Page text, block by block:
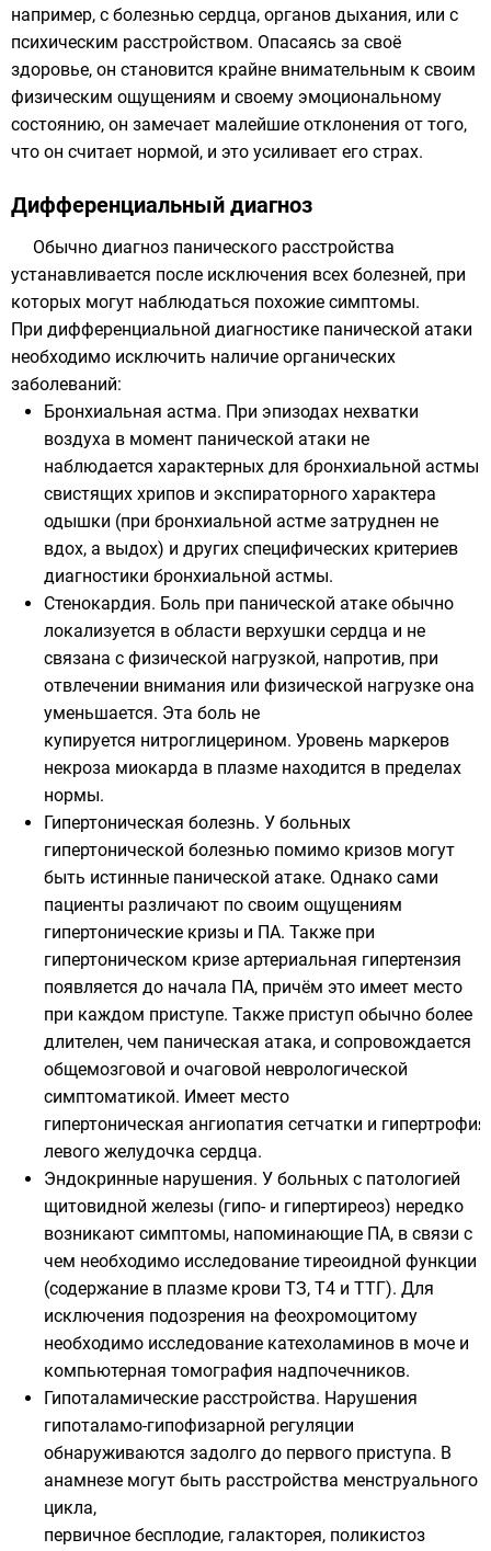
например, с болезнью сердца, органов дыхания, или с
психическим расстройством. Опасаясь за своё
здоровье, он становится крайне внимательным к своим
физическим ощущениям и своему эмоциональному
состоянию, он замечает малейшие отклонения от того,
что он считает нормой, и это усиливает его страх.
Дифференциальный диагноз
Обычно диагноз панического расстройства
устанавливается после исключения всех болезней, при
которых могут наблюдаться похожие симптомы.
При дифференциальной диагностике панической атаки
необходимо исключить наличие органических
заболеваний:
Бронхиальная астма. При эпизодах нехватки
воздуха в момент панической атаки не
наблюдается характерных для бронхиальной астмы
свистящих хрипов и экспираторного характера
одышки (при бронхиальной астме затруднен не
вдох, а выдох) и других специфических критериев
диагностики бронхиальной астмы.
Стенокардия. Боль при панической атаке обычно
локализуется в области верхушки сердца и не
связана с физической нагрузкой, напротив, при
отвлечении внимания или физической нагрузке она
уменьшается. Эта боль не
купируется нитроглицерином. Уровень маркеров
некроза миокарда в плазме находится в пределах
нормы.
Гипертоническая болезнь. У больных
гипертонической болезнью помимо кризов могут
быть истинные панической атаке. Однако сами
пациенты различают по своим ощущениям
гипертонические кризы и ПА. Также при
гипертоническом кризе артериальная гипертензия
появляется до начала ПА, причём это имеет место
при каждом приступе. Также приступ обычно более
длителен, чем паническая атака, и сопровождается
общемозговой и очаговой неврологической
симптоматикой. Имеет место
гипертоническая ангиопатия сетчатки и гипертрофия
левого желудочка сердца.
Эндокринные нарушения. У больных с патологией
щитовидной железы (гипо- и гипертиреоз) нередко
возникают симптомы, напоминающие ПА, в связи с
чем необходимо исследование тиреоидной функции
(содержание в плазме крови ТЗ, Т4 и ТТГ). Для
исключения подозрения на феохромоцитому
необходимо исследование катехоламинов в моче и
компьютерная томография надпочечников.
Гипоталамические расстройства. Нарушения
гипоталамо-гипофизарной регуляции
обнаруживаются задолго до первого приступа. В
анамнезе могут быть расстройства менструального
цикла,
первичное бесплодие, галакторея, поликистоз